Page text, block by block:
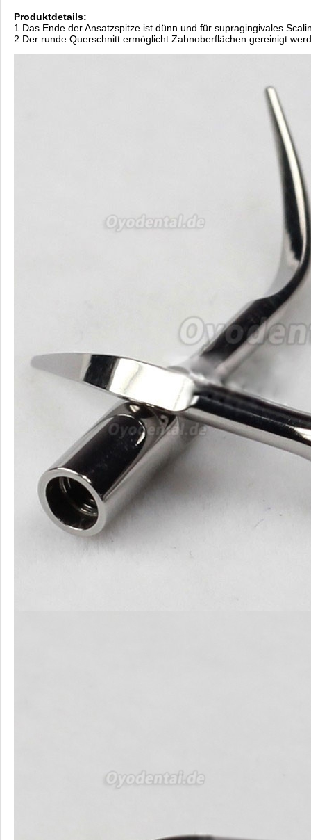
Produktdetails:
1.Das Ende der Ansatzspitze ist dünn und für supragingivales
2.Der runde Querschnitt ermöglicht Zahnoberflächen gereinigt